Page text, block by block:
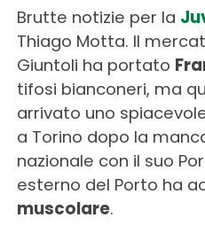
Brutte notizie per la
Thiago Motta. Il
Giuntoli ha portato
tifosi bianconeri, ma
arrivato uno
a Torino dopo la
nazionale con il suo
esterno del Porto ha
muscolare.